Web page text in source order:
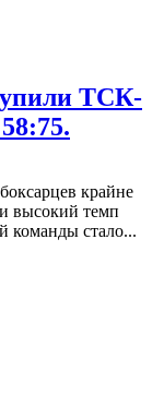
ТСК-
крайне
высокий темп
команды стало...